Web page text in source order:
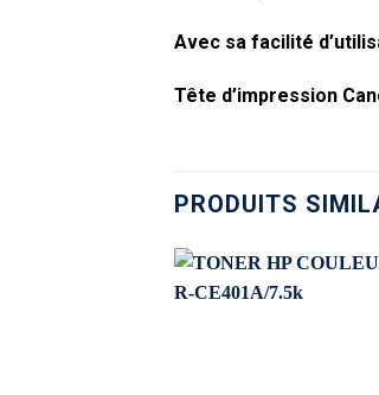
Avec sa facilité
Tête d’impression
PRODUITS